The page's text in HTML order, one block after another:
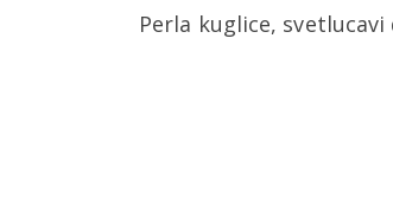
Perla kuglice,